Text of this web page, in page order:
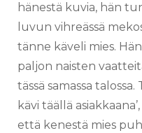
hänestä kuvia, hän
luvun vihreässä
tänne käveli mies.
paljon naisten
tässä samassa
kävi täällä
että kenestä mies